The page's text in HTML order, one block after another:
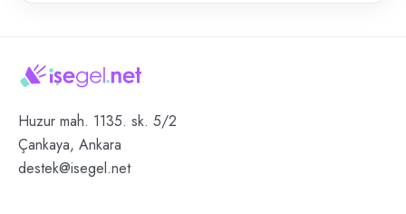
Huzur mah. 1135. sk. 5/2
Çankaya, Ankara
destek@isegel.net